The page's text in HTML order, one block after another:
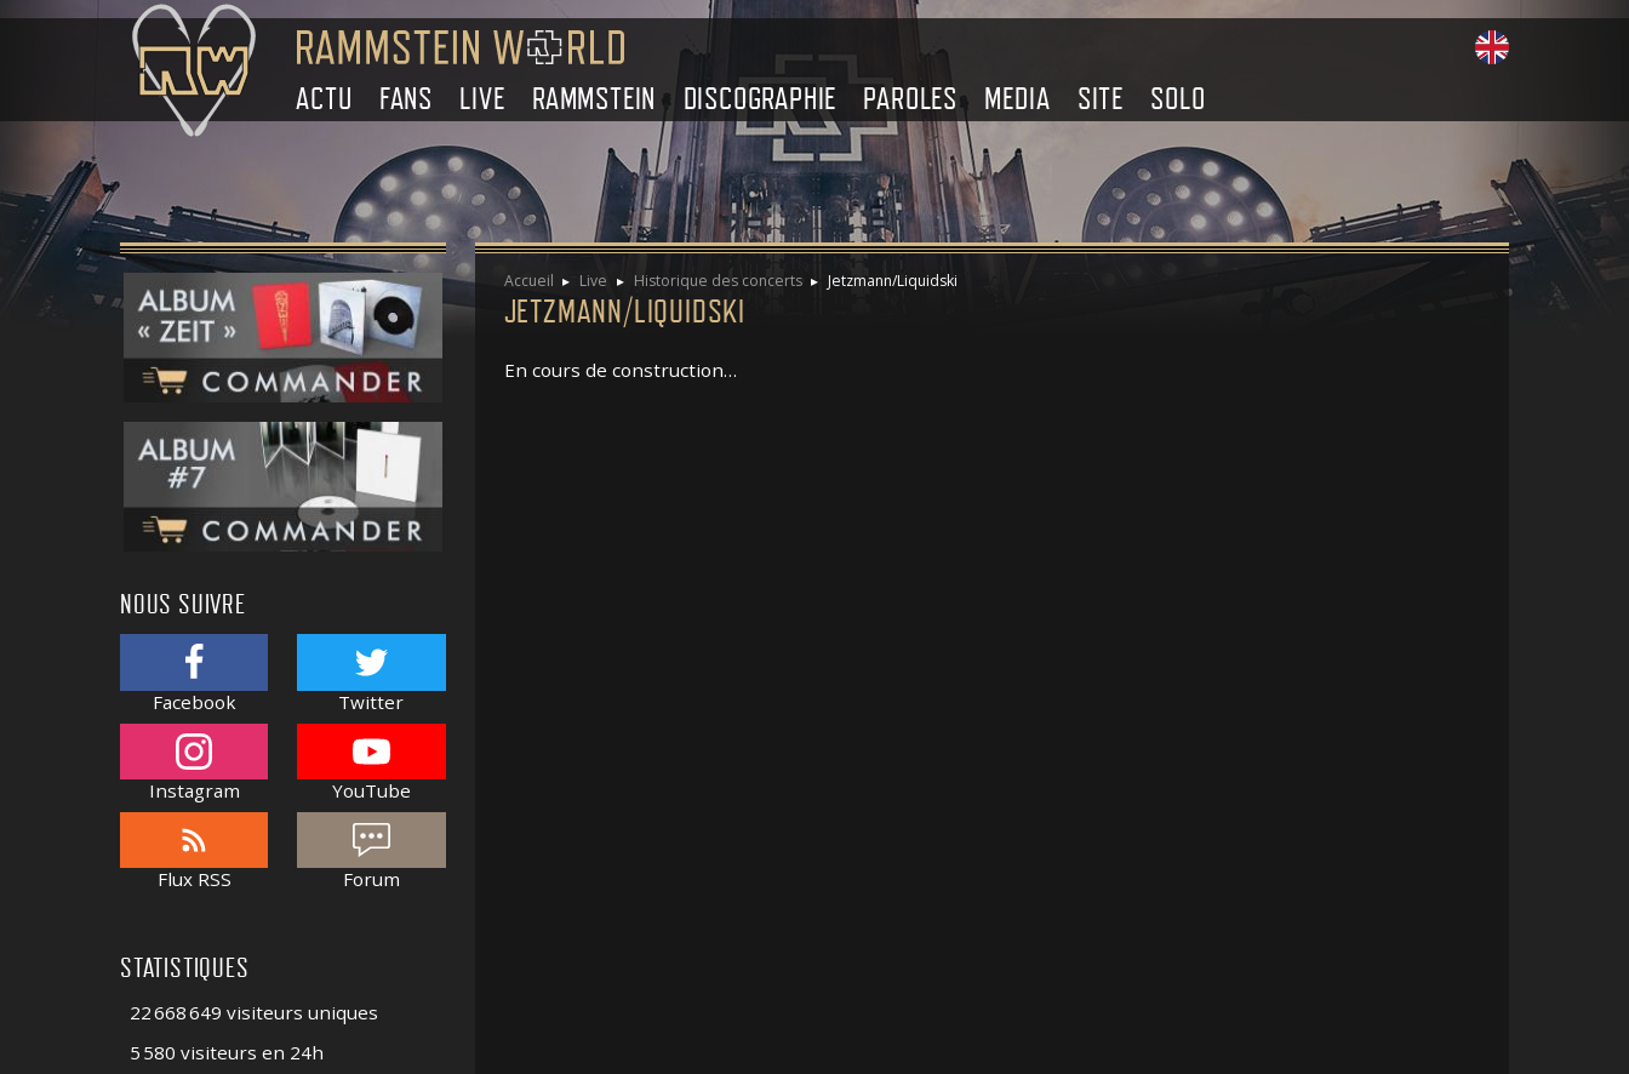
ACTU FANS LIVE RAMMSTEIN DISCOGRAPHIE PAROLES MEDIA SITE SOLO
Accueil Live Historique des concerts Jetzmann/Liquidski
JETZMANN/LIQUIDSKI
En cours de construction…
NOUS SUIVRE
Facebook Twitter
Instagram YouTube
Flux RSS Forum
STATISTIQUES
22 668 649 visiteurs uniques
5 580 visiteurs en 24h